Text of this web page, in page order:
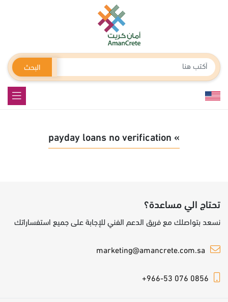
البحث
» payday loans no verification
تحتاج الي مساعدة؟
نسعد بتواصلك مع فريق الدعم الفني للإجابة على جميع استفساراتك
marketing@amancrete.com.sa
+966-53 076 0856